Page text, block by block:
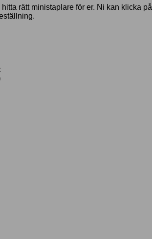
rätt ministaplare för er. Ni kan klicka på